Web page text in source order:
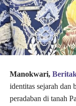
Manokwari,
identitas sejarah dan
peradaban di tanah